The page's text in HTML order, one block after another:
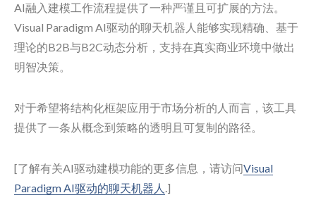
AI融入建模工作流程提供了一种严谨且可扩展的方法。
Visual Paradigm AI驱动的聊天机器人能够实现精确、基于
理论的B2B与B2C动态分析，支持在真实商业环境中做出
明智决策。
对于希望将结构化框架应用于市场分析的人而言，该工具
提供了一条从概念到策略的透明且可复制的路径。
[了解有关AI驱动建模功能的更多信息，请访问Visual
Paradigm AI驱动的聊天机器人 .]